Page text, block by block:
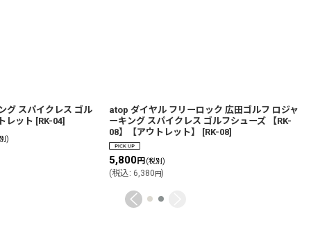
グ スパイクレス ゴル
レット [RK-04]
)
atop ダイヤル フリーロック 広田ゴルフ ロジャ
ーキング スパイクレス ゴルフシューズ 【RK-
08】【アウトレット】
[RK-08]
5,800円 (税別)
(税込: 6,380円)